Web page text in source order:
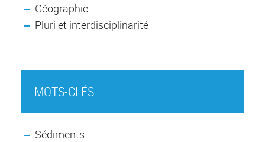
Géographie
Pluri et interdisciplinarité
MOTS-CLÉS
Sédiments